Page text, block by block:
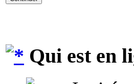
Qui est en